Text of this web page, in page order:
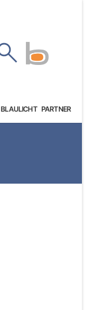
BLAULICHT PARTNER